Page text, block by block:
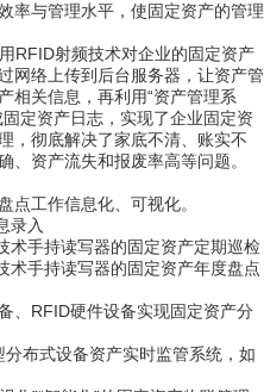
率与管理水平，使固定资产的管理
RFID射频技术对企业的固定资产
网络上传到后台服务器，让资产管
相关信息，再利用“资产管理系
定资产日志，实现了企业固定资
，彻底解决了家底不清、账实不
、资产流失和报废率高等问题。
点工作信息化、可视化。
录入
术手持读写器的固定资产定期巡检
术手持读写器的固定资产年度盘点
、 RFID硬件设备实现固定资产分
布式设备资产实时监管系统，如